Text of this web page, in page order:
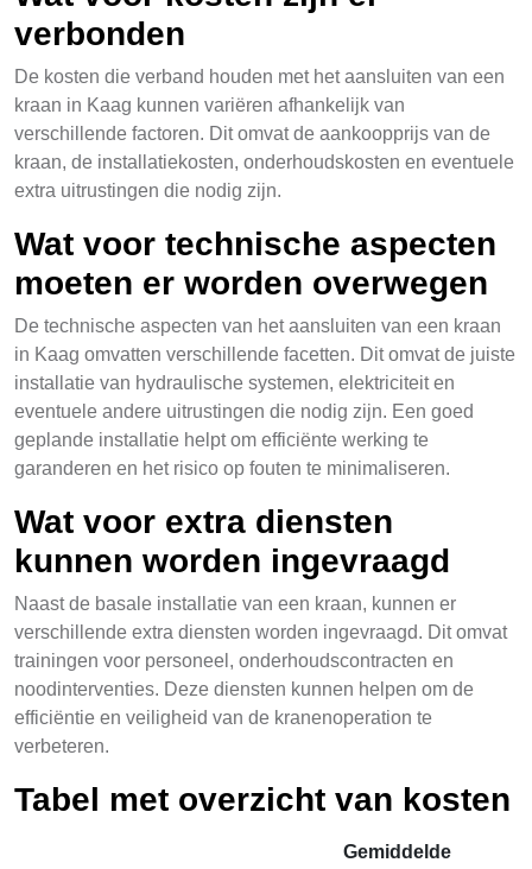
verbonden
De kosten die verband houden met het aansluiten van een
kraan in Kaag kunnen variëren afhankelijk van
verschillende factoren. Dit omvat de aankoopprijs van de
kraan, de installatiekosten, onderhoudskosten en eventuele
extra uitrustingen die nodig zijn.
Wat voor technische aspecten
moeten er worden overwegen
De technische aspecten van het aansluiten van een kraan
in Kaag omvatten verschillende facetten. Dit omvat de juiste
installatie van hydraulische systemen, elektriciteit en
eventuele andere uitrustingen die nodig zijn. Een goed
geplande installatie helpt om efficiënte werking te
garanderen en het risico op fouten te minimaliseren.
Wat voor extra diensten
kunnen worden ingevraagd
Naast de basale installatie van een kraan, kunnen er
verschillende extra diensten worden ingevraagd. Dit omvat
trainingen voor personeel, onderhoudscontracten en
noodinterventies. Deze diensten kunnen helpen om de
efficiëntie en veiligheid van de kranenoperation te
verbeteren.
Tabel met overzicht van kosten
Gemiddelde